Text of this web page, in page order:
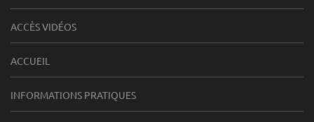
ACCÈS VIDÉOS
ACCUEIL
INFORMATIONS PRATIQUES